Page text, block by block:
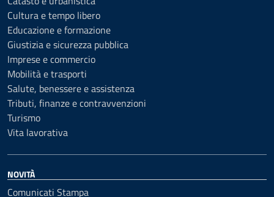
Cultura e tempo libero
Educazione e formazione
Giustizia e sicurezza pubblica
Imprese e commercio
Mobilità e trasporti
Salute, benessere e assistenza
Tributi, finanze e contravvenzioni
Turismo
Vita lavorativa
NOVITÀ
Comunicati Stampa